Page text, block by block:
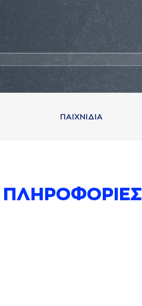
ΠAΙΧΝΙΔΙA
ΠΛΗΡΟΦΟΡΙΕΣ